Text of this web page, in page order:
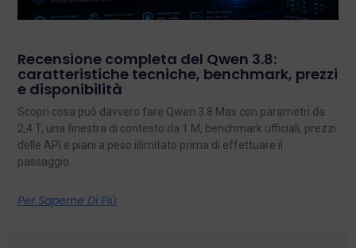
Recensione completa del Qwen 3.8:
caratteristiche tecniche, benchmark, prezzi
e disponibilità
Scopri cosa può davvero fare Qwen 3.8 Max con parametri da
2,4 T, una finestra di contesto da 1 M, benchmark ufficiali, prezzi
delle API e piani a peso illimitato prima di effettuare il
passaggio.
Per Saperne Di Più